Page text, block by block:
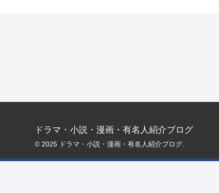
ドラマ・小説・漫画・有名人紹介ブログ
© 2025 ドラマ・小説・漫画・有名人紹介ブログ.